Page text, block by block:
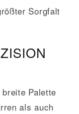
Sorgfalt
Palette
als auch